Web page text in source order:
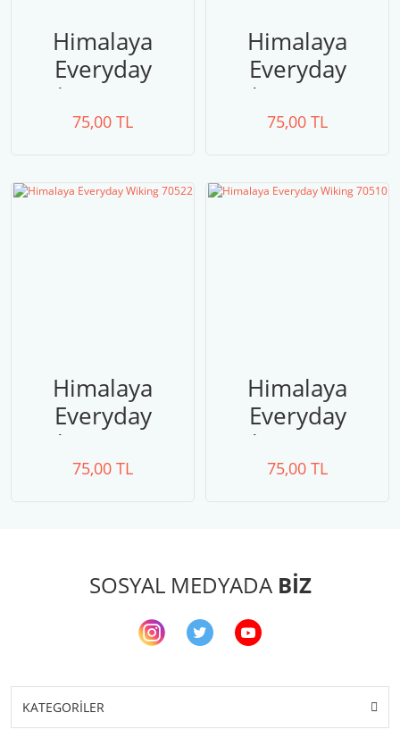
Himalaya
Everyday
Wiking 70501
75,00 TL
Himalaya
Everyday
Wiking 70527
75,00 TL
Himalaya
Everyday
Wiking 70522
75,00 TL
Himalaya
Everyday
Wiking 70510
75,00 TL
SOSYAL MEDYADA BİZ
KATEGORİLER